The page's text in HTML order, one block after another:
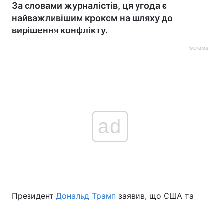
За словами журналістів, ця угода є
найважливішим кроком на шляху до
вирішення конфлікту.
Реклама
ad
Президент Дональд Трамп заявив, що США та